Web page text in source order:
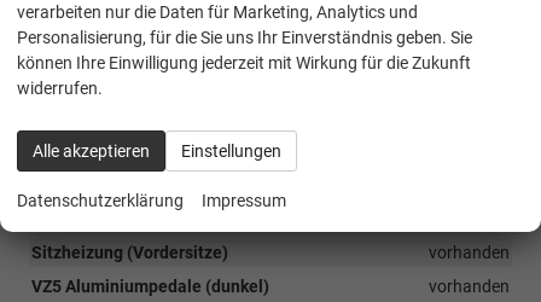
Leseleuchten (2 vorne, 2 hinten)
vorhanden
Mittelarmlehne vorne
vorhanden
Smart Wraparound Ambientebeleuchtung
Sonnenblenden mit beleuchteten Spiegeln
CUPRA Multifunktionslenkrad beheizbar mit Satellitentasten
Sitzheizung (Vordersitze)
vorhanden
VZ5 Aluminiumpedale (dunkel)
vorhanden
verarbeiten nur die Daten für Marketing, Analytics und
Personalisierung, für die Sie uns Ihr Einverständnis geben. Sie
können Ihre Einwilligung jederzeit mit Wirkung für die Zukunft
widerrufen.
Alle akzeptieren Einstellungen
Datenschutzerklärung Impressum